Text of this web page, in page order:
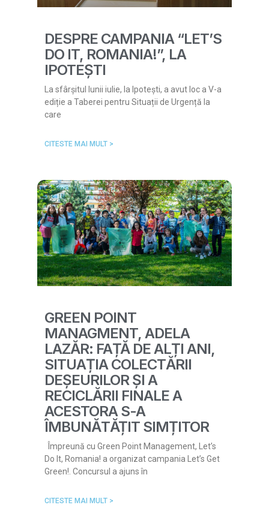
DESPRE CAMPANIA “LET’S
DO IT, ROMANIA!”, LA
IPOTEȘTI
La sfârșitul lunii iulie, la Ipotești, a avut loc a V-a
ediție a Taberei pentru Situații de Urgență la
care
CITESTE MAI MULT >
GREEN POINT
MANAGMENT, ADELA
LAZĂR: FAȚĂ DE ALȚI ANI,
SITUAȚIA COLECTĂRII
DEȘEURILOR ȘI A
RECICLĂRII FINALE A
ACESTORA S-A
ÎMBUNĂTĂȚIT SIMȚITOR
Împreună cu Green Point Management, Let’s
Do It, Romania! a organizat campania Let’s Get
Green!. Concursul a ajuns în
CITESTE MAI MULT >